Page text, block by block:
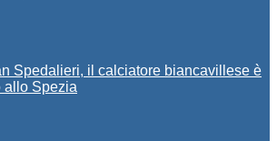
Spedalieri, il calciatore biancavillese è
allo Spezia